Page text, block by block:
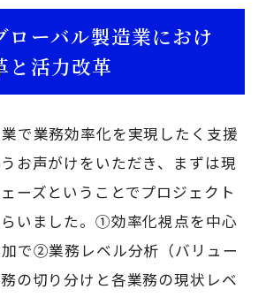
ローバル製造業におけ
と活力改革
で業務効率化を実現したく支援
お声がけをいただき、まずは現
ーズということでプロジェクト
いました。①効率化視点を中心
で②業務レベル分析（バリュー
の切り分けと各業務の現状レベ